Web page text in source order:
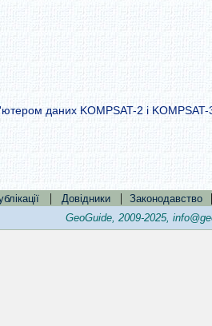
даних KOMPSAT-2 і KOMPSAT-
| Довідники | Законодавство |
GeoGuide, 2009-2025,